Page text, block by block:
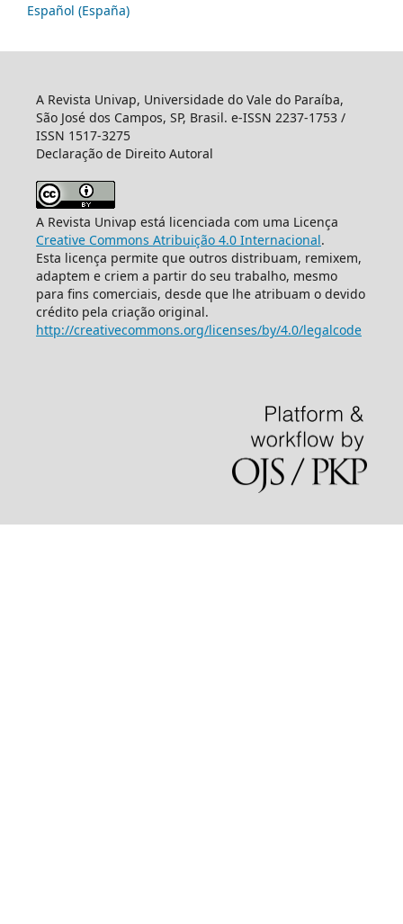
Español (España)
A Revista Univap, Universidade do Vale do Paraíba,
São José dos Campos, SP, Brasil. e-ISSN 2237-1753 /
ISSN 1517-3275
Declaração de Direito Autoral
A Revista Univap está licenciada com uma Licença
Creative Commons Atribuição 4.0 Internacional.
Esta licença permite que outros distribuam, remixem,
adaptem e criem a partir do seu trabalho, mesmo
para fins comerciais, desde que lhe atribuam o devido
crédito pela criação original.
http://creativecommons.org/licenses/by/4.0/legalcode